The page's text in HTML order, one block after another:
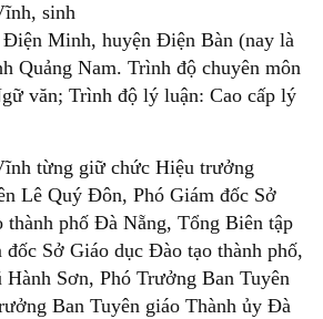
sinh
Điện Minh, huyện Điện Bàn (nay là
Quảng Nam. Trình độ chuyên môn
văn; Trình độ lý luận: Cao cấp lý
từng giữ chức Hiệu trưởng
Lê Quý Đôn, Phó Giám đốc Sở
thành phố Đà Nẵng, Tổng Biên tập
Sở Giáo dục Đào tạo thành phố,
Sơn, Phó Trưởng Ban Tuyên
Ban Tuyên giáo Thành ủy Đà